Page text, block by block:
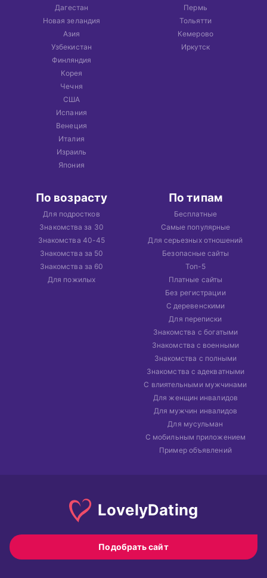
Дагестан
Новая зеландия
Азия
Узбекистан
Финляндия
Корея
Чечня
США
Испания
Венеция
Италия
Израиль
Япония
Пермь
Тольятти
Кемерово
Иркутск
По возрасту
Для подростков
Знакомства за 30
Знакомства 40-45
Знакомства за 50
Знакомства за 60
Для пожилых
По типам
Бесплатные
Самые популярные
Для серьезных отношений
Безопасные сайты
Топ-5
Платные сайты
Без регистрации
С деревенскими
Для переписки
Знакомства с богатыми
Знакомства с военными
Знакомства с полными
Знакомства с адекватными
С влиятельными мужчинами
Для женщин инвалидов
Для мужчин инвалидов
Для мусульман
С мобильным приложением
Пример объявлений
LovelyDating
Подобрать сайт